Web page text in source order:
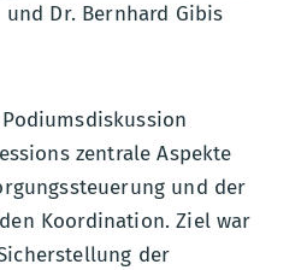
Dr. Bernhard Gibis
zentrale Aspekte
und der
Koordination. Ziel war
der